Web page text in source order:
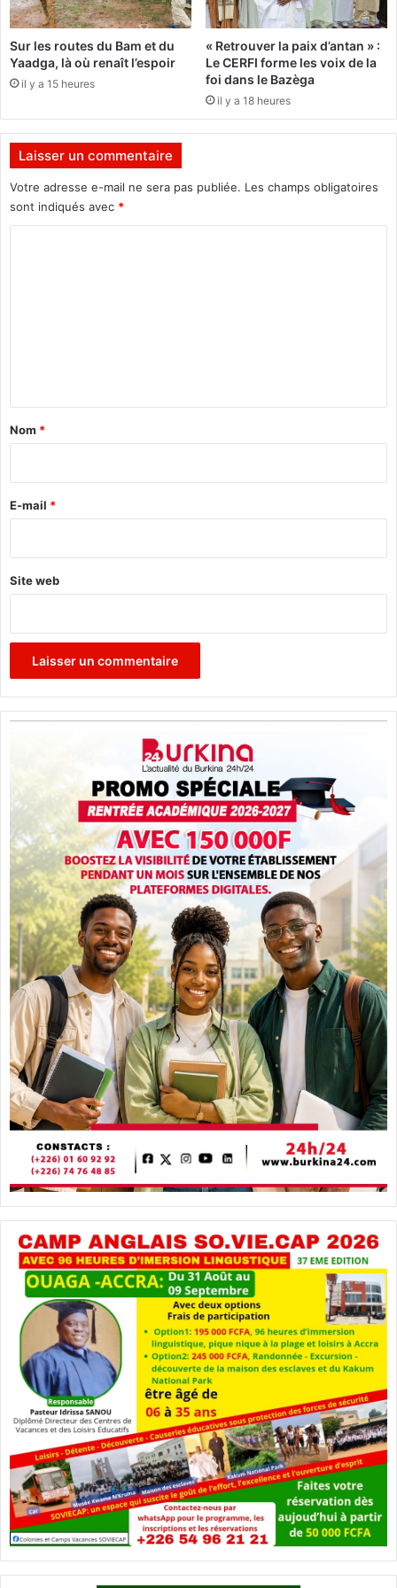
e
l
t
u
r
e
c
l
m
a
Sur les routes du Bam et du
Yaadga, là où renaît l’espoir
il y a 15 heures
« Retrouver la paix d’antan » :
Le CERFI forme les voix de la
foi dans le Bazèga
il y a 18 heures
Laisser un commentaire
Votre adresse e-mail ne sera pas publiée. Les champs obligatoires
sont indiqués avec *
a
e
Nom *
E-mail *
Site web